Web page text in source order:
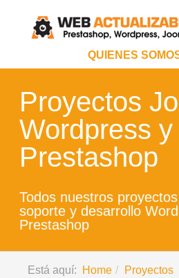
QUIENES
Proyectos
Wordpress y
Prestashop
Todos nuestros
soporte y desarrollo
Prestashop
Está aquí: Home
Proyectos